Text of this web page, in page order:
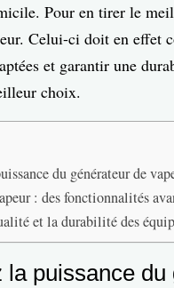
Pour en tirer le
Celui-ci doit en effet
et garantir une
choix.
du générateur de
: des fonctionnalités
et la durabilité des
la puissance